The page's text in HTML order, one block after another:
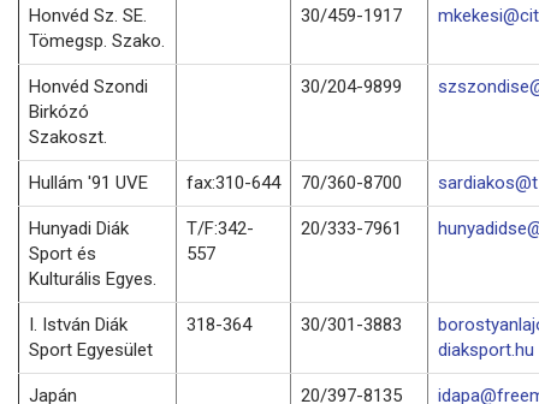
Honvéd Sz. SE.
Tömegsp. Szako.
30/459-1917
Honvéd Szondi
Birkózó
Szakoszt.
30/204-9899
Hullám '91 UVE fax:310-644 70/360-8700
Hunyadi Diák
Sport és
Kulturális Egyes.
T/F:342-
557
20/333-7961
I. István Diák
Sport Egyesület
318-364 30/301-3883
diaksport.hu
Japán 20/397-8135